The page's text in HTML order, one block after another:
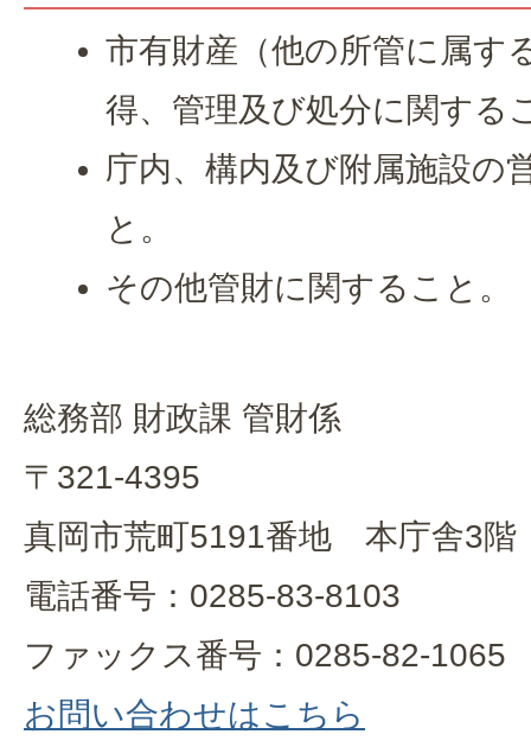
市有財産（他の所管に属す
得、管理及び処分に関する
庁内、構内及び附属施設の
と。
その他管財に関すること。
総務部 財政課 管財係
〒321-4395
真岡市荒町5191番地 本庁舎3階
電話番号：0285-83-8103
ファックス番号：0285-82-1065
お問い合わせはこちら